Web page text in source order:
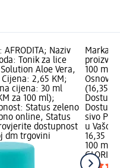
AFRODITA; Naziv
Tonik za lice
Aloe Vera,
2,65 KM;
cijena: 30 ml
za 100 ml);
Status zeleno
online, Status
dostupnost
dm trgovini
Marka:
100 ml;
(16,35
sivo
u Vašoj
16,35 KM
100 ml
GLORIA